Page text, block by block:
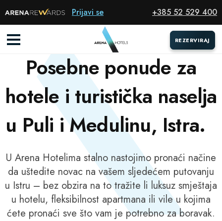
Prijavi se +385 52 529 400
REZERVIRAJ
REZERVIRAJ
POSEBNE PONUDE
Posebne ponude za
hotele i turistička naselja
u Puli i Medulinu, Istra.
U Arena Hotelima stalno nastojimo pronaći načine
da uštedite novac na vašem sljedećem putovanju
u Istru – bez obzira na to tražite li luksuz smještaja
u hotelu, fleksibilnost apartmana ili vile u kojima
ćete pronaći sve što vam je potrebno za boravak.